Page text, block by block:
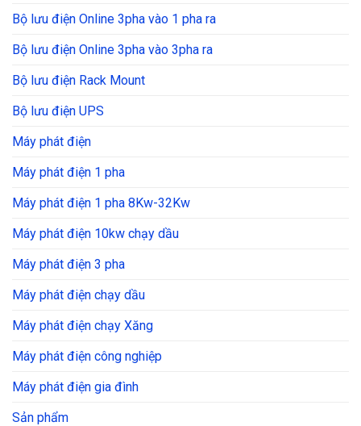
Bộ lưu điện Online 3pha vào 1 pha ra
Bộ lưu điện Online 3pha vào 3pha ra
Bộ lưu điện Rack Mount
Bộ lưu điện UPS
Máy phát điện
Máy phát điện 1 pha
Máy phát điện 1 pha 8Kw-32Kw
Máy phát điện 10kw chạy dầu
Máy phát điện 3 pha
Máy phát điện chạy dầu
Máy phát điện chạy Xăng
Máy phát điện công nghiệp
Máy phát điện gia đình
Sản phẩm